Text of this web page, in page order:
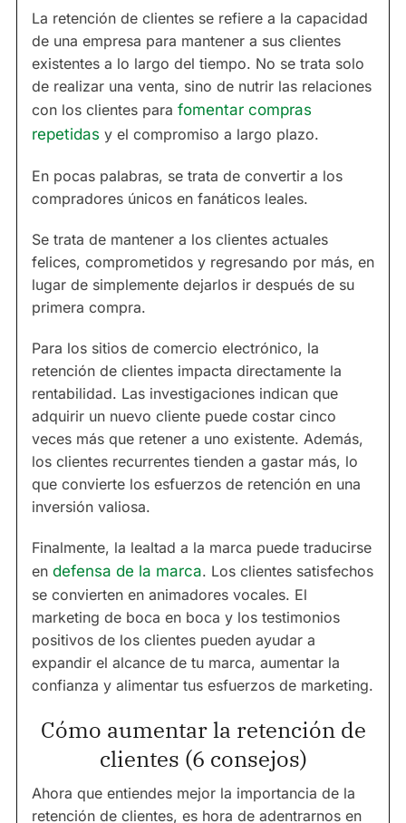
La retención de clientes se refiere a la capacidad
de una empresa para mantener a sus clientes
existentes a lo largo del tiempo. No se trata solo
de realizar una venta, sino de nutrir las relaciones
con los clientes para fomentar compras
repetidas y el compromiso a largo plazo.
En pocas palabras, se trata de convertir a los
compradores únicos en fanáticos leales.
Se trata de mantener a los clientes actuales
felices, comprometidos y regresando por más, en
lugar de simplemente dejarlos ir después de su
primera compra.
Para los sitios de comercio electrónico, la
retención de clientes impacta directamente la
rentabilidad. Las investigaciones indican que
adquirir un nuevo cliente puede costar cinco
veces más que retener a uno existente. Además,
los clientes recurrentes tienden a gastar más, lo
que convierte los esfuerzos de retención en una
inversión valiosa.
Finalmente, la lealtad a la marca puede traducirse
en defensa de la marca. Los clientes satisfechos
se convierten en animadores vocales. El
marketing de boca en boca y los testimonios
positivos de los clientes pueden ayudar a
expandir el alcance de tu marca, aumentar la
confianza y alimentar tus esfuerzos de marketing.
Cómo aumentar la retención de
clientes (6 consejos)
Ahora que entiendes mejor la importancia de la
retención de clientes, es hora de adentrarnos en